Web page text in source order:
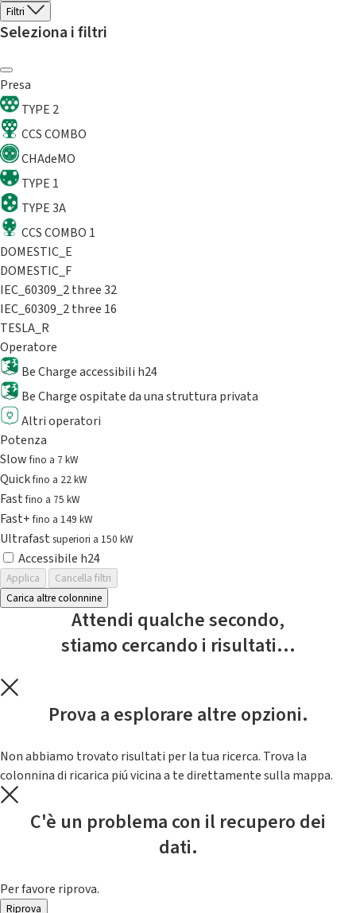
Filtri
Seleziona i filtri
Presa
TYPE 2
CCS COMBO
CHAdeMO
TYPE 1
TYPE 3A
CCS COMBO 1
DOMESTIC_E
DOMESTIC_F
IEC_60309_2 three 32
IEC_60309_2 three 16
TESLA_R
Operatore
Be Charge accessibili h24
Be Charge ospitate da una struttura privata
Altri operatori
Potenza
Slowfino a 7 kW
Quickfino a 22 kW
Fastfino a 75 kW
Fast+fino a 149 kW
Ultrafast superiori a 150 kW
Accessibile h24
Applica
Cancella filtri
Carica altre colonnine
Attendi qualche secondo,
stiamo cercando i risultati...
Prova a esplorare altre opzioni.
Non abbiamo trovato risultati per la tua ricerca. Trova la
colonnina di ricarica piú vicina a te direttamente sulla mappa.
C'è un problema con il recupero dei
dati.
Per favore riprova.
Riprova